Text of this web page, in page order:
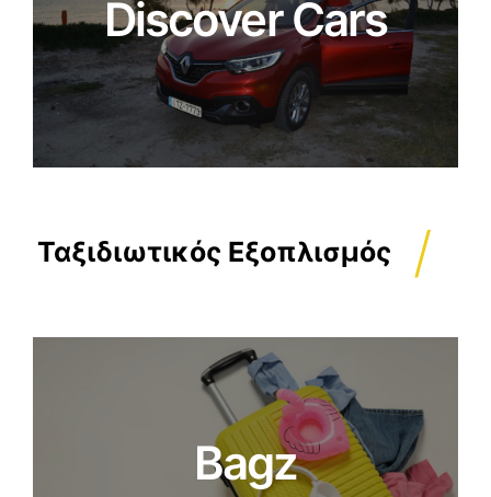
Discover Cars
Ταξιδιωτικός Εξοπλισμός /
Bagz